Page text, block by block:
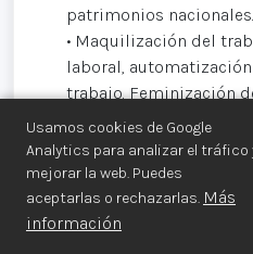
Usamos cookies de Google
Analytics para analizar el tráfico
mejorar la web. Puedes
aceptarlas o rechazarlas. Más
información
patrimonios nacionales.
• Maquilización del
laboral,
trabajo. Feminización
precarización del
seguridad social.
• Eliminación de la
del estado al suprimir
áreas fundamentales